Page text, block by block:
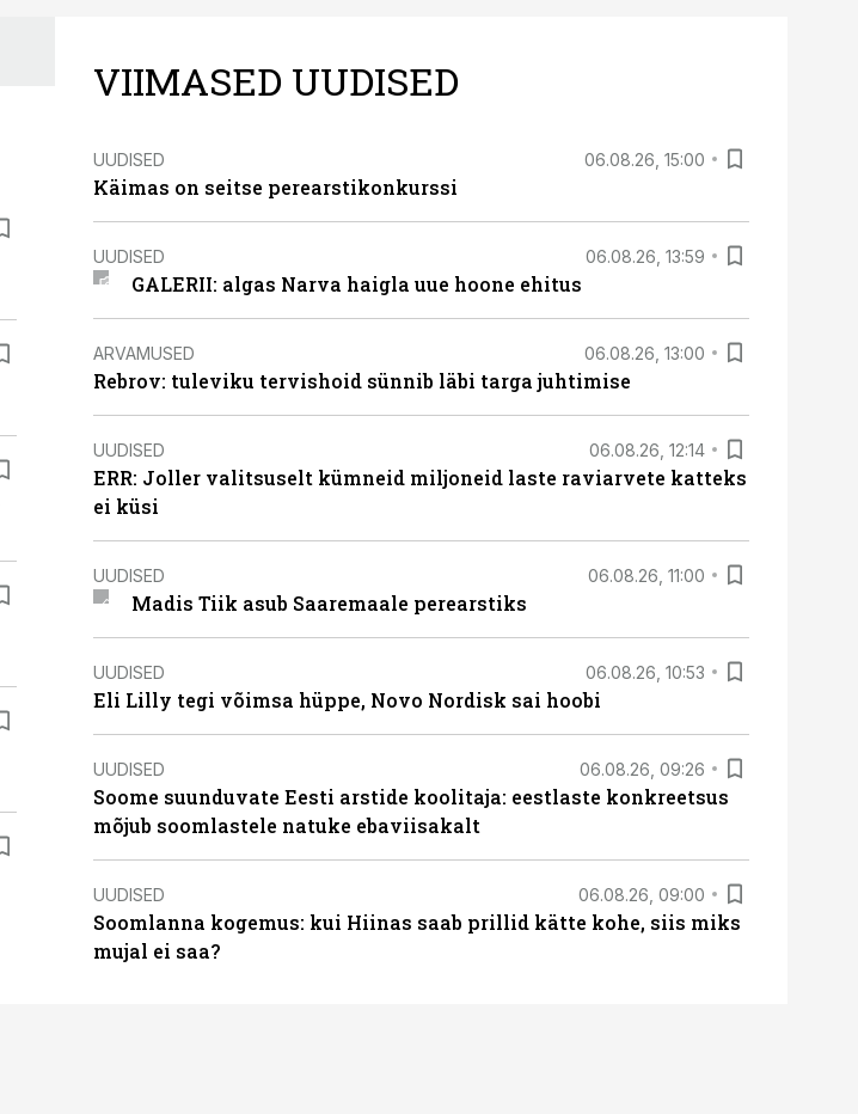
VIIMASED UUDISED
UUDISED 06.08.26, 15:00
Käimas on seitse perearstikonkurssi
UUDISED 06.08.26, 13:59
GALERII: algas Narva haigla uue hoone ehitus
ARVAMUSED 06.08.26, 13:00
Rebrov: tuleviku tervishoid sünnib läbi targa juhtimise
UUDISED 06.08.26, 12:14
ERR: Joller valitsuselt kümneid miljoneid laste raviarvete katteks
ei küsi
UUDISED 06.08.26, 11:00
Madis Tiik asub Saaremaale perearstiks
UUDISED 06.08.26, 10:53
Eli Lilly tegi võimsa hüppe, Novo Nordisk sai hoobi
UUDISED 06.08.26, 09:26
Soome suunduvate Eesti arstide koolitaja: eestlaste konkreetsus
mõjub soomlastele natuke ebaviisakalt
UUDISED 06.08.26, 09:00
Soomlanna kogemus: kui Hiinas saab prillid kätte kohe, siis miks
mujal ei saa?